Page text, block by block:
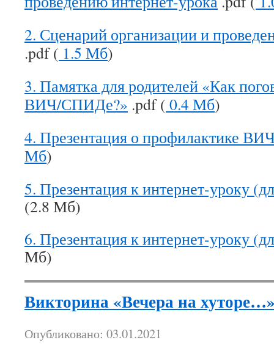
2. Сценарий организации и
.pdf ( 1.5 Мб)
3. Памятка для родителей «Как
ВИЧ/СПИДе?» .pdf ( 0.4 Мб)
4. Презентация о профилактике
Мб)
5. Презентация к интернет-уроку
(2.8 Мб)
6. Презентация к интернет-уроку
Мб)
Викторина «Вечера на
Опубликовано: 03.01.2021